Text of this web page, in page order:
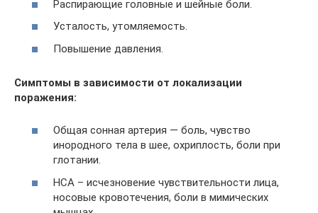
Распирающие головные и шейные боли.
Усталость, утомляемость.
Повышение давления.
Симптомы в зависимости от локализации
поражения:
Общая сонная артерия — боль, чувство
инородного тела в шее, охриплость, боли при
глотании.
НСА – исчезновение чувствительности лица,
носовые кровотечения, боли в мимических